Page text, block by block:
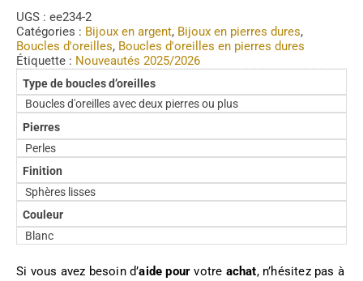
UGS : ee234-2
Catégories : Bijoux en argent, Bijoux en pierres dures,
Boucles d'oreilles, Boucles d'oreilles en pierres dures
Étiquette : Nouveautés 2025/2026
Type de boucles d’oreilles
Boucles d'oreilles avec deux pierres ou plus
Pierres
Perles
Finition
Sphères lisses
Couleur
Blanc
Si vous avez besoin d’aide pour votre achat, n’hésitez pas à